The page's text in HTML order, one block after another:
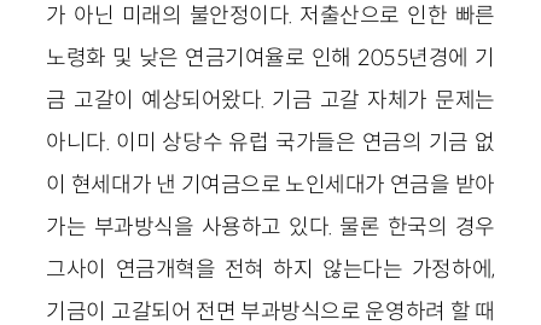
가 아닌 미래의 불안정이다. 저출산으로 인한 빠른
노령화 및 낮은 연금기여율로 인해 2055년경에 기
금 고갈이 예상되어왔다. 기금 고갈 자체가 문제는
아니다. 이미 상당수 유럽 국가들은 연금의 기금 없
이 현세대가 낸 기여금으로 노인세대가 연금을 받아
가는 부과방식을 사용하고 있다. 물론 한국의 경우
그사이 연금개혁을 전혀 하지 않는다는 가정하에,
기금이 고갈되어 전면 부과방식으로 운영하려 할 때